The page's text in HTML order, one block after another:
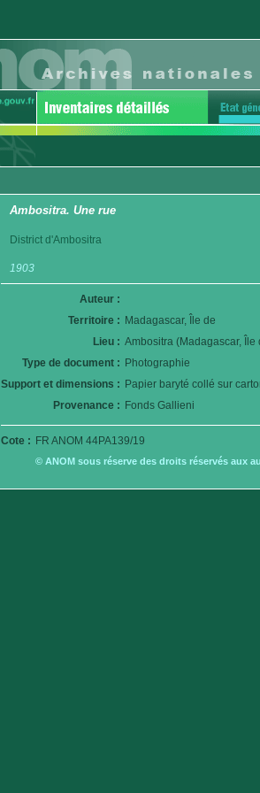
Ambositra. Une rue
District d'Ambositra
1903
Auteur :
Territoire : Madagascar, Île de
Lieu : Ambositra (Madagascar, Île
Type de document : Photographie
Support et dimensions : Papier baryté collé sur
Provenance : Fonds Gallieni
Cote : FR ANOM 44PA139/19
© ANOM sous réserve des droits réservés aux